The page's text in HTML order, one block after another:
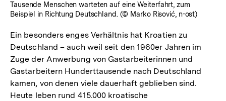
Tausende Menschen warteten auf eine Weiterfahrt, zum
Beispiel in Richtung Deutschland. (© Marko Risović, n-ost)
Ein besonders enges Verhältnis hat Kroatien zu
Deutschland – auch weil seit den 1960er Jahren im
Zuge der Anwerbung von Gastarbeiterinnen und
Gastarbeitern Hunderttausende nach Deutschland
kamen, von denen viele dauerhaft geblieben sind.
Heute leben rund 415.000 kroatische